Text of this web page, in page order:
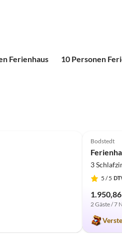
Ferienhaus 10 Personen
Bodstedt
3
5 / 5
2 Gäste / 7